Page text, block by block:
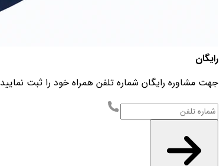
رایگان
جهت مشاوره رایگان شماره تلفن همراه خود را ثبت نمایید